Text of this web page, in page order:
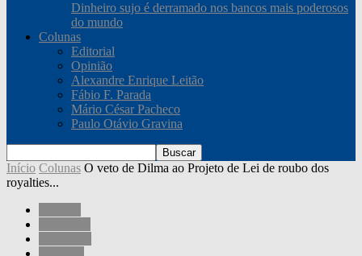
Dinheiro sujo é derramado nos bancos mais poderosos
do mundo
Colunas
Editorial
Opinião
Alexandre Enrique Leitão
Fábio F. Parada
Mário César Pacheco
Paulo Otávio Gravina
Início Colunas O veto de Dilma ao Projeto de Lei de roubo dos
royalties...